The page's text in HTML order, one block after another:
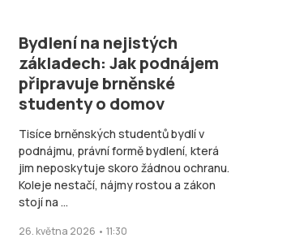
Bydlení na nejistých
základech: Jak podnájem
připravuje brněnské
studenty o domov
Tisíce brněnských studentů bydlí v
podnájmu, právní formě bydlení, která
jim neposkytuje skoro žádnou ochranu.
Koleje nestačí, nájmy rostou a zákon
stojí na ...
26. května 2026 • 11:30